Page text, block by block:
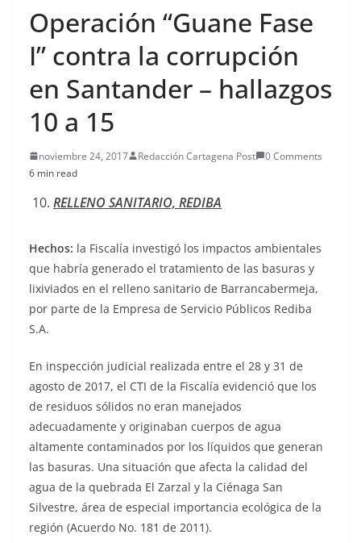
Operación “Guane Fase
I” contra la corrupción
en Santander – hallazgos
10 a 15
noviembre 24, 2017 Redacción Cartagena Post
0 Comments
6 min read
RELLENO SANITARIO, REDIBA
Hechos: la Fiscalía investigó los impactos ambientales
que habría generado el tratamiento de las basuras y
lixiviados en el relleno sanitario de Barrancabermeja,
por parte de la Empresa de Servicio Públicos Rediba
S.A.
En inspección judicial realizada entre el 28 y 31 de
agosto de 2017, el CTI de la Fiscalía evidenció que los
de residuos sólidos no eran manejados
adecuadamente y originaban cuerpos de agua
altamente contaminados por los líquidos que generan
las basuras. Una situación que afecta la calidad del
agua de la quebrada El Zarzal y la Ciénaga San
Silvestre, área de especial importancia ecológica de la
región (Acuerdo No. 181 de 2011).